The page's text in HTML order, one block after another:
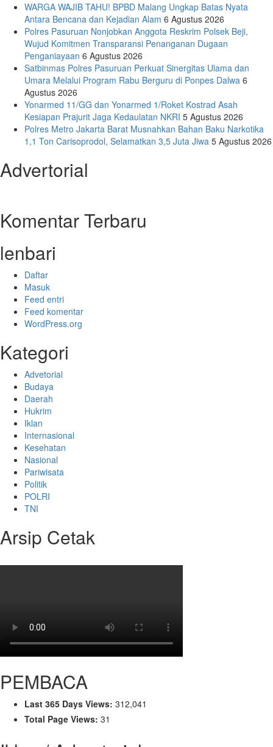
WARGA WAJIB TAHU! BPBD Malang Ungkap Batas Nyata
Antara Bencana dan Kejadian Alam 6 Agustus 2026
Polres Pasuruan Nonjobkan Anggota Reskrim Polsek Beji,
Wujud Komitmen Transparansi Penanganan Dugaan
Penganiayaan 6 Agustus 2026
Satbinmas Polres Pasuruan Perkuat Sinergitas Ulama dan
Umara Melalui Program Rabu Berguru di Ponpes Dalwa 6
Agustus 2026
Yonarmed 11/GG dan Yonarmed 1/Roket Kostrad Asah
Kesiapan Prajurit Jaga Kedaulatan NKRI 5 Agustus 2026
Polres Metro Jakarta Barat Musnahkan Bahan Baku Narkotika
1,1 Ton Carisoprodol, Selamatkan 3,5 Juta Jiwa 5 Agustus 2026
Advertorial
Komentar Terbaru
lenbari
Daftar
Masuk
Feed entri
Feed komentar
WordPress.org
Kategori
Advetorial
Budaya
Daerah
Hukrim
Iklan
Internasional
Kesehatan
Nasional
Pariwisata
Politik
POLRI
TNI
Arsip Cetak
PEMBACA
Last 365 Days Views: 312,041
Total Page Views: 31